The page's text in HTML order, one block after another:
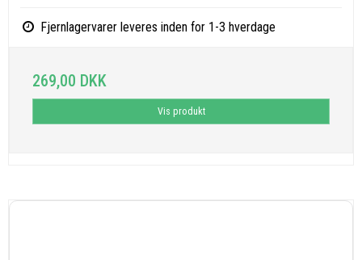
Fjernlagervarer leveres inden for 1-3 hverdage
269,00 DKK
Vis produkt